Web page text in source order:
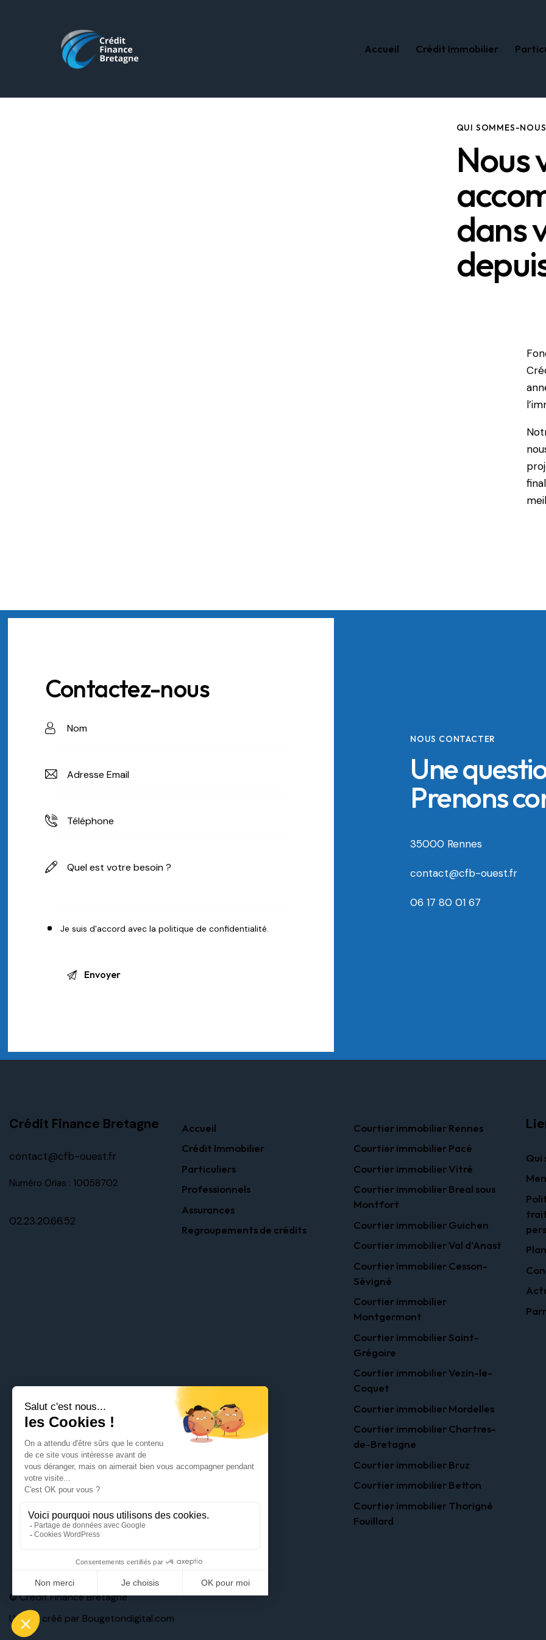
Accueil Crédit Immobilier
Crédit Immobilier Particuliers
QUI SOMMES-
Nous
dans
Contactez-nous
Je suis d'accord avec la politique de confidentialité.
NOUS CONTACTER
Une
Prenons
35000 Rennes
contact@cfb-ouest.fr
06 17 80 01 67
Crédit Finance Bretagne
contact@cfb-ouest.fr
Numéro Orias : 10058702
02.23.20.66.52
Accueil
Crédit Immobilier
Particuliers
Professionnels
Assurances
Regroupements de crédits
Courtier immobilier Rennes
Courtier immobilier Pacé
Courtier immobilier Vitré
Courtier immobilier Breal sous
Montfort
Courtier immobilier Guichen
Courtier immobilier Val d’Anast
Courtier immobilier Cesson-
Sévigné
Courtier immobilier
Montgermont
Courtier immobilier Saint-
Grégoire
Courtier immobilier Vezin-le-
Coquet
Courtier immobilier Mordelles
Courtier immobilier Chartres-
de-Bretagne
Courtier immobilier Bruz
Courtier immobilier Betton
Courtier immobilier Thorigné
Fouillard
Qui
© Crédit Finance Bretagne
Un site créé par Bougetondigital.com